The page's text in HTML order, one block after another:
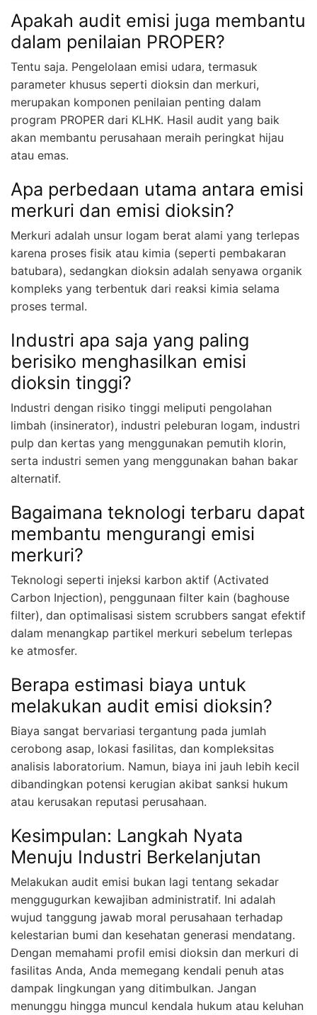
Apakah audit emisi juga membantu
dalam penilaian PROPER?
Tentu saja. Pengelolaan emisi udara, termasuk
parameter khusus seperti dioksin dan merkuri,
merupakan komponen penilaian penting dalam
program PROPER dari KLHK. Hasil audit yang baik
akan membantu perusahaan meraih peringkat hijau
atau emas.
Apa perbedaan utama antara emisi
merkuri dan emisi dioksin?
Merkuri adalah unsur logam berat alami yang terlepas
karena proses fisik atau kimia (seperti pembakaran
batubara), sedangkan dioksin adalah senyawa organik
kompleks yang terbentuk dari reaksi kimia selama
proses termal.
Industri apa saja yang paling
berisiko menghasilkan emisi
dioksin tinggi?
Industri dengan risiko tinggi meliputi pengolahan
limbah (insinerator), industri peleburan logam, industri
pulp dan kertas yang menggunakan pemutih klorin,
serta industri semen yang menggunakan bahan bakar
alternatif.
Bagaimana teknologi terbaru dapat
membantu mengurangi emisi
merkuri?
Teknologi seperti injeksi karbon aktif (Activated
Carbon Injection), penggunaan filter kain (baghouse
filter), dan optimalisasi sistem scrubbers sangat efektif
dalam menangkap partikel merkuri sebelum terlepas
ke atmosfer.
Berapa estimasi biaya untuk
melakukan audit emisi dioksin?
Biaya sangat bervariasi tergantung pada jumlah
cerobong asap, lokasi fasilitas, dan kompleksitas
analisis laboratorium. Namun, biaya ini jauh lebih kecil
dibandingkan potensi kerugian akibat sanksi hukum
atau kerusakan reputasi perusahaan.
Kesimpulan: Langkah Nyata
Menuju Industri Berkelanjutan
Melakukan audit emisi bukan lagi tentang sekadar
menggugurkan kewajiban administratif. Ini adalah
wujud tanggung jawab moral perusahaan terhadap
kelestarian bumi dan kesehatan generasi mendatang.
Dengan memahami profil emisi dioksin dan merkuri di
fasilitas Anda, Anda memegang kendali penuh atas
dampak lingkungan yang ditimbulkan. Jangan
menunggu hingga muncul kendala hukum atau keluhan